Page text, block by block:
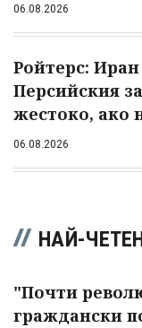
06.08.2026
Ройтерс:
Персийския
жестоко, ако
06.08.2026
НАЙ-
"Почти
граждански